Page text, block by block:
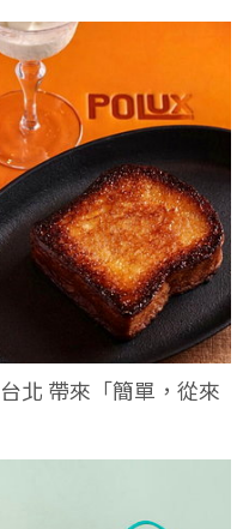
北 帶來「簡單，從來